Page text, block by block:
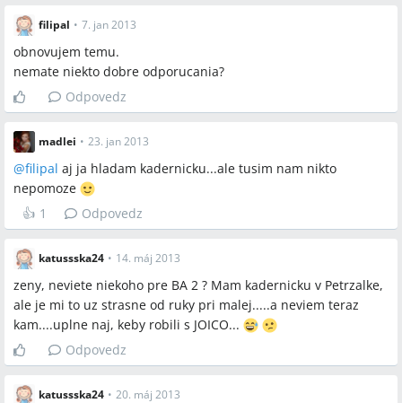
filipal • 7. jan 2013
obnovujem temu.
nemate niekto dobre odporucania?
Odpovedz
madlei • 23. jan 2013
@filipal aj ja hladam kadernicku...ale tusim nam nikto
nepomoze
👍 1 Odpovedz
katussska24 • 14. máj 2013
zeny, neviete niekoho pre BA 2 ? Mam kadernicku v Petrzalke,
ale je mi to uz strasne od ruky pri malej.....a neviem teraz
kam....uplne naj, keby robili s JOICO...
Odpovedz
katussska24 • 20. máj 2013